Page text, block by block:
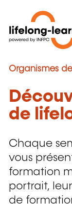
Á la une
Organismes
de
Chaque
vous
formation
portrait,
de